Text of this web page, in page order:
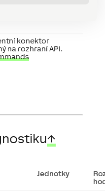
konektor
na rozhraní API.
↑
Jednotky